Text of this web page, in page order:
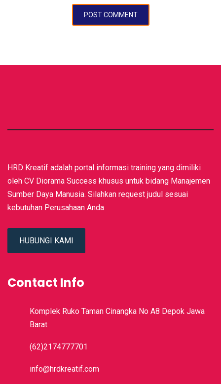
HRD Kreatif adalah portal informasi training yang dimiliki
oleh CV Diorama Success khusus untuk bidang Manajemen
Sumber Daya Manusia. Silahkan request judul sesuai
kebutuhan Perusahaan Anda
HUBUNGI KAMI
Contact Info
Komplek Ruko Taman Cinangka No A8 Depok Jawa
Barat
(62)2174777701
info@hrdkreatif.com